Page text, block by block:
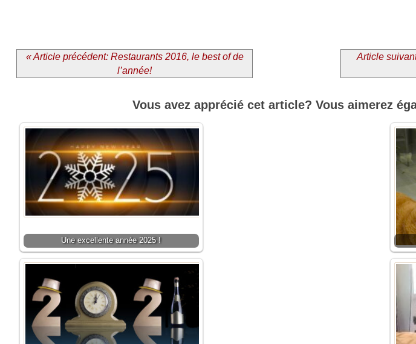
« Article précédent: Restaurants 2016, le best of de
l’année!
Article
Vous avez apprécié cet article? Vous aimerez
Une excellente année 2025 !